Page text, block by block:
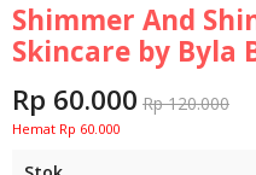
Shimmer And
Skincare by Byla
Rp 60.000 Rp 120.000
Hemat Rp 60.000